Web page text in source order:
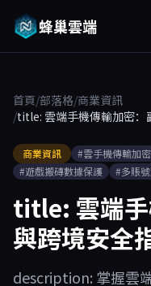
蜂巢雲端
首頁/部落格/商業資訊
/title: 雲端手機傳輸加密：
商業資訊 #雲手機傳輸加密
#遊戲搬磚數據保護
#多賬
title: 雲端
與跨境安全
description: 掌握雲